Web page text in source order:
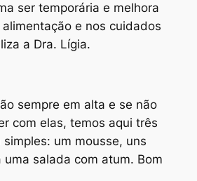
ser temporária e melhora
e nos cuidados
a Dra. Lígia.
sempre em alta e se não
com elas, temos aqui três
um mousse, uns
salada com atum. Bom